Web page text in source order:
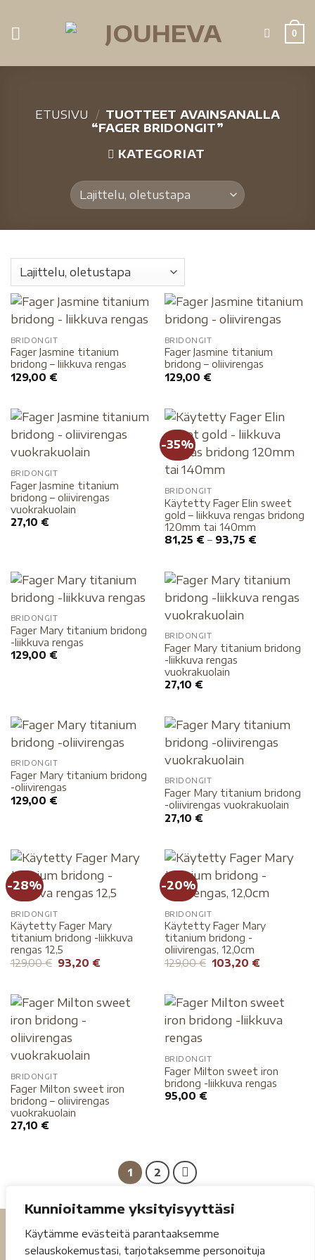
Kunnioitamme yksityisyyttäsi
Käytämme evästeitä parantaaksemme
selauskokemustasi, tarjotaksemme personoituja
0
ETUSIVU / TUOTTEET AVAINSANALLA
“FAGER BRIDONGIT”
KATEGORIAT
BRIDONGIT
Fager Jasmine titanium
bridong – liikkuva rengas
129,00 €
BRIDONGIT
Fager Jasmine titanium
bridong – oliivirengas
129,00 €
BRIDONGIT
Fager Jasmine titanium
bridong – oliivirengas
vuokrakuolain
27,10 €
-35%
BRIDONGIT
Käytetty Fager Elin sweet
gold – liikkuva rengas bridong
120mm tai 140mm
81,25 € – 93,75 €
BRIDONGIT
Fager Mary titanium bridong
-liikkuva rengas
129,00 €
BRIDONGIT
Fager Mary titanium bridong
-liikkuva rengas
vuokrakuolain
27,10 €
BRIDONGIT
Fager Mary titanium bridong
-oliivirengas
129,00 €
BRIDONGIT
Fager Mary titanium bridong
-oliivirengas vuokrakuolain
27,10 €
-28%
BRIDONGIT
Käytetty Fager Mary
titanium bridong -liikkuva
rengas 12,5
129,00€ 93,20 €
-20%
BRIDONGIT
Käytetty Fager Mary
titanium bridong -
oliivirengas, 12,0cm
129,00€ 103,20 €
BRIDONGIT
Fager Milton sweet iron
bridong – oliivirengas
vuokrakuolain
27,10 €
BRIDONGIT
Fager Milton sweet iron
bridong -liikkuva rengas
95,00 €
1 2